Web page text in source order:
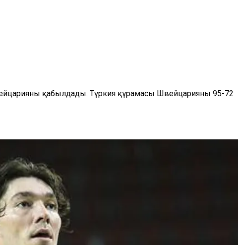
қабылдады. Түркия құрамасы Швейцарияны 95-72